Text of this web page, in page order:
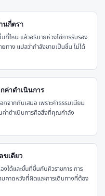
นกี่ตรา
ที่ไหน แล้วอธิบายห่วงโซ่การรับรอง
ทาง แปลว่ากำลังขายเป็นชิ้น ไม่ได้
ค่าดำเนินการ
จากกันเสมอ เพราะค่าธรรมเนียม
ค่าดำเนินการคือสิ่งที่คุณกำลัง
ขเดียว
ได้และขั้นที่ขึ้นกับคิวราชการ การ
มคาดหวังที่ผิดและการเดินทางที่ต้อง